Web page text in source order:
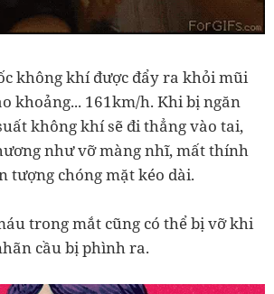
không khí được đẩy ra khỏi mũi
khoảng... 161km/h. Khi bị ngăn
không khí sẽ đi thẳng vào tai,
như vỡ màng nhĩ, mất thính
tượng chóng mặt kéo dài.
trong mắt cũng có thể bị vỡ khi
cầu bị phình ra.